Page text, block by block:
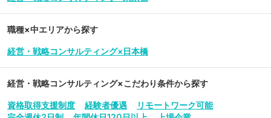
職種×中エリアから探す
経営・戦略コンサルティング×日本橋
経営・戦略コンサルティング×こだわり条件から探す
資格取得支援制度 経験者優遇
リモートワーク可能